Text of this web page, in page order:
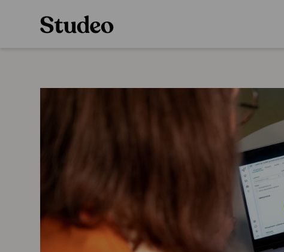
Huoltaja
Kokeilutarjous
Ainstain
Alakoulu
Oppiainesarjat
Oppimateriaalit
Alakoulun lisenssit
Käyttöönotto